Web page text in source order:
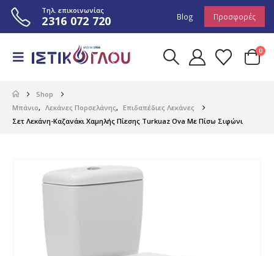
Τηλ. επικοινωνίας
2316 072 720 Blog Προσφορές
0
Shop
Μπάνιο, Λεκάνες Πορσελάνης, Επιδαπέδιες Λεκάνες
Σετ Λεκάνη-Καζανάκι Χαμηλής Πίεσης Turkuaz Ova Με Πίσω Σιφώνι